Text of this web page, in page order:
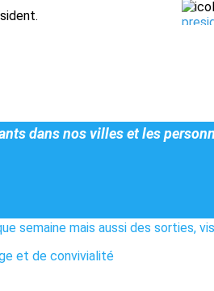
dans nos villes et les
semaine mais aussi des sorties,
et de convivialité